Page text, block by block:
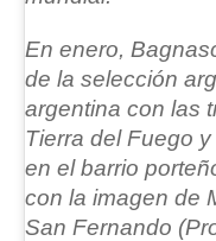
En enero,
de la selección
argentina con las
Tierra del Fuego
en el barrio
con la imagen de
San Fernando